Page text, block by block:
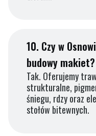
10. Czy w
budowy makiet?
Tak. Oferujemy
strukturalne,
śniegu, rdzy oraz
stołów bitewnych.